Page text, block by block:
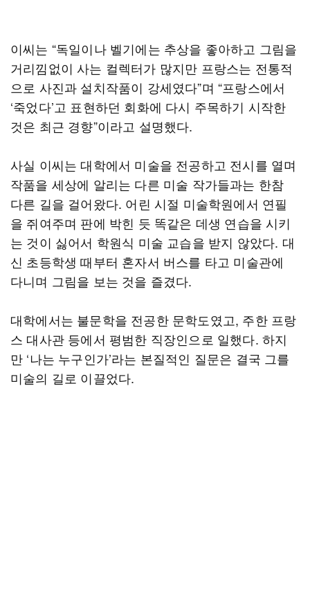
이씨는 “독일이나 벨기에는 추상을 좋아하고 그림을
거리낌없이 사는 컬렉터가 많지만 프랑스는 전통적
으로 사진과 설치작품이 강세였다”며 “프랑스에서
‘죽었다’고 표현하던 회화에 다시 주목하기 시작한
것은 최근 경향”이라고 설명했다.
사실 이씨는 대학에서 미술을 전공하고 전시를 열며
작품을 세상에 알리는 다른 미술 작가들과는 한참
다른 길을 걸어왔다. 어린 시절 미술학원에서 연필
을 쥐여주며 판에 박힌 듯 똑같은 데생 연습을 시키
는 것이 싫어서 학원식 미술 교습을 받지 않았다. 대
신 초등학생 때부터 혼자서 버스를 타고 미술관에
다니며 그림을 보는 것을 즐겼다.
대학에서는 불문학을 전공한 문학도였고, 주한 프랑
스 대사관 등에서 평범한 직장인으로 일했다. 하지
만 ‘나는 누구인가’라는 본질적인 질문은 결국 그를
미술의 길로 이끌었다.